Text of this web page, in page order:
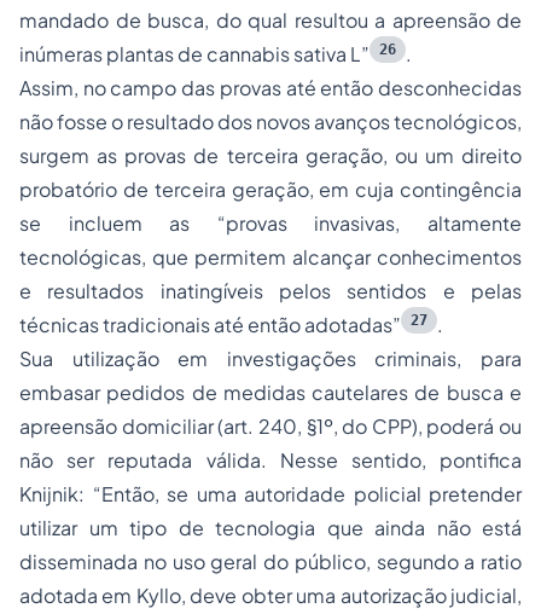
mandado de busca, do qual resultou a apreensão de
inúmeras plantas de cannabis sativa L” 26
.
Assim, no campo das provas até então desconhecidas
não fosse o resultado dos novos avanços tecnológicos,
surgem as provas de terceira geração, ou um direito
probatório de terceira geração, em cuja contingência
se incluem as “provas invasivas, altamente
tecnológicas, que permitem alcançar conhecimentos
e resultados inatingíveis pelos sentidos e pelas
técnicas tradicionais até então adotadas”
27
.
Sua utilização em investigações criminais, para
embasar pedidos de medidas cautelares de busca e
apreensão domiciliar (art. 240, §1º, do CPP), poderá ou
não ser reputada válida. Nesse sentido, pontifica
Knijnik: “Então, se uma autoridade policial pretender
utilizar um tipo de tecnologia que ainda não está
disseminada no uso geral do público, segundo a ratio
adotada em Kyllo, deve obter uma autorização judicial,